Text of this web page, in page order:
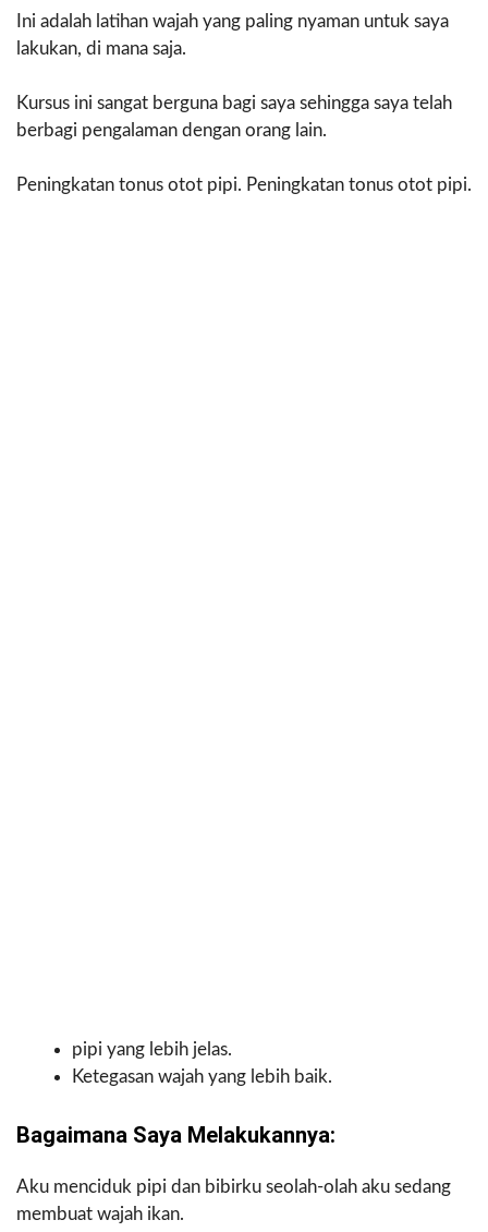
Ini adalah latihan wajah yang paling nyaman untuk saya
lakukan, di mana saja.
Kursus ini sangat berguna bagi saya sehingga saya telah
berbagi pengalaman dengan orang lain.
Peningkatan tonus otot pipi. Peningkatan tonus otot pipi.
pipi yang lebih jelas.
Ketegasan wajah yang lebih baik.
Bagaimana Saya Melakukannya:
Aku menciduk pipi dan bibirku seolah-olah aku sedang
membuat wajah ikan.